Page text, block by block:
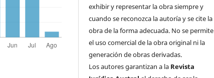
exhibir y representar la obra siempre y
cuando se reconozca la autoría y se cite la
obra de la forma adecuada. No se permite
el uso comercial de la obra original ni la
generación de obras derivadas.
Los autores garantizan a la Revista